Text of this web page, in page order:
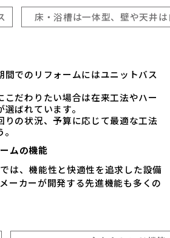
床・浴槽は一体型、壁や天井
間でのリフォームにはユニットバス
こだわりたい場合は在来工法やハー
ばれています。
りの状況、予算に応じて最適な工法
ムの機能
は、機能性と快適性を追求した設備
ーカーが開発する先進機能も多くの